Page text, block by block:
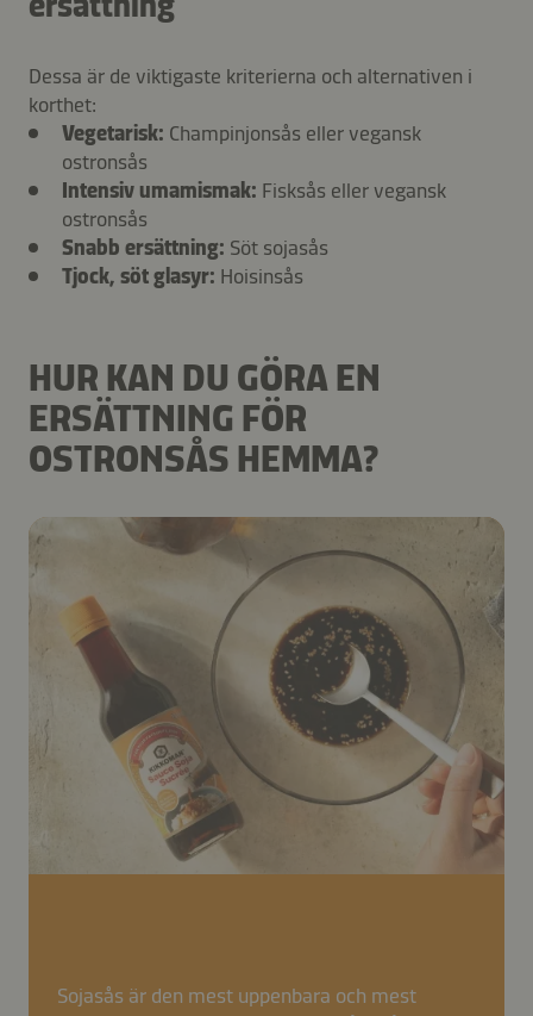
Dessa är de viktigaste kriterierna och alternativen i
korthet:
Vegetarisk: Champinjonsås eller vegansk
ostronsås
Intensiv umamismak: Fisksås eller vegansk
ostronsås
Snabb ersättning: Söt sojasås
Tjock, söt glasyr: Hoisinsås
HUR KAN DU GÖRA EN
ERSÄTTNING FÖR
OSTRONSÅS HEMMA?
Sojasås är den mest uppenbara och mest